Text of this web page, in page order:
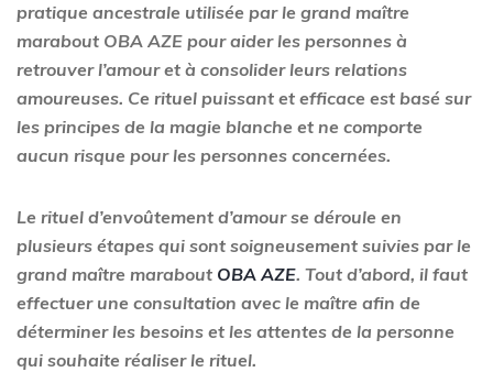
pratique ancestrale utilisée par le grand maître
marabout OBA AZE pour aider les personnes à
retrouver l’amour et à consolider leurs relations
amoureuses. Ce rituel puissant et efficace est basé sur
les principes de la magie blanche et ne comporte
aucun risque pour les personnes concernées.
Le rituel d’envoûtement d’amour se déroule en
plusieurs étapes qui sont soigneusement suivies par le
grand maître marabout OBA AZE. Tout d’abord, il faut
effectuer une consultation avec le maître afin de
déterminer les besoins et les attentes de la personne
qui souhaite réaliser le rituel.